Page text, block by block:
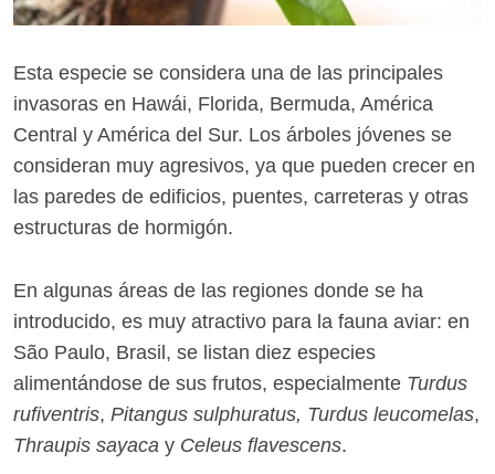
Esta especie se considera una de las principales
invasoras en Hawái, Florida, Bermuda, América
Central y América del Sur. Los árboles jóvenes se
consideran muy agresivos, ya que pueden crecer en
las paredes de edificios, puentes, carreteras y otras
estructuras de hormigón.
En algunas áreas de las regiones donde se ha
introducido, es muy atractivo para la fauna aviar: en
São Paulo, Brasil, se listan diez especies
alimentándose de sus frutos, especialmente Turdus
rufiventris, Pitangus sulphuratus, Turdus leucomelas,
Thraupis sayaca y Celeus flavescens.